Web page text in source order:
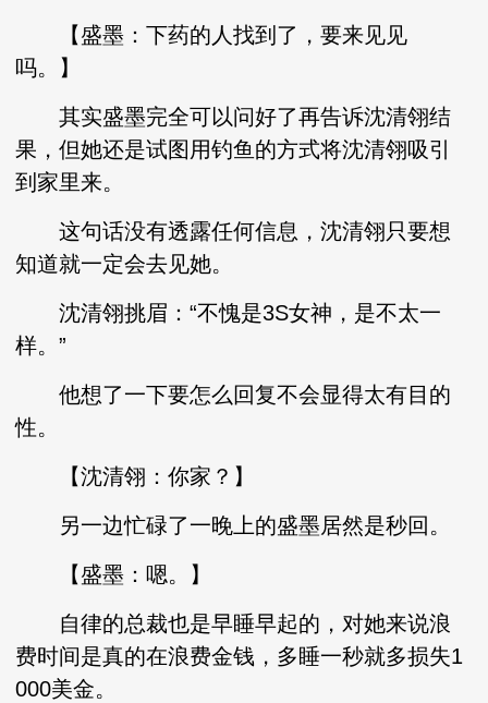
【盛墨：下药的人找到了，要来见见
吗。】
其实盛墨完全可以问好了再告诉沈清翎结
果，但她还是试图用钓鱼的方式将沈清翎吸引
到家里来。
这句话没有透露任何信息，沈清翎只要想
知道就一定会去见她。
沈清翎挑眉：“不愧是3S女神，是不太一
样。”
他想了一下要怎么回复不会显得太有目的
性。
【沈清翎：你家？】
另一边忙碌了一晚上的盛墨居然是秒回。
【盛墨：嗯。】
自律的总裁也是早睡早起的，对她来说浪
费时间是真的在浪费金钱，多睡一秒就多损失1
000美金。